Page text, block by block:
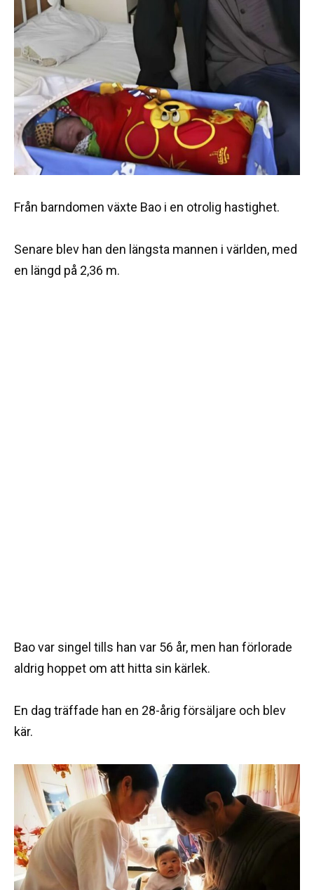
Från barndomen växte Bao i en otrolig hastighet.
Senare blev han den längsta mannen i världen, med
en längd på 2,36 m.
Bao var singel tills han var 56 år, men han förlorade
aldrig hoppet om att hitta sin kärlek.
En dag träffade han en 28-årig försäljare och blev
kär.